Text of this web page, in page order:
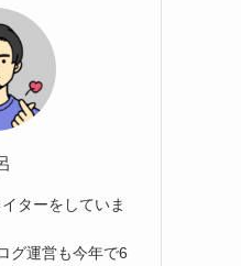
ターをしていま
グ運営も今年で6